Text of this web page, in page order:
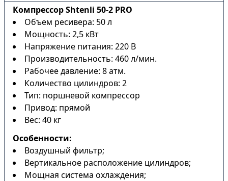
Компрессор Shtenli 50-2 PRO
Объем ресивера: 50 л
Мощность: 2,5 кВт
Напряжение питания: 220 В
Производительность: 460 л/мин.
Рабочее давление: 8 атм.
Количество цилиндров: 2
Тип: поршневой компрессор
Привод: прямой
Вес: 40 кг
Особенности:
Воздушный фильтр;
Вертикальное расположение цилиндров;
Мощная система охлаждения;